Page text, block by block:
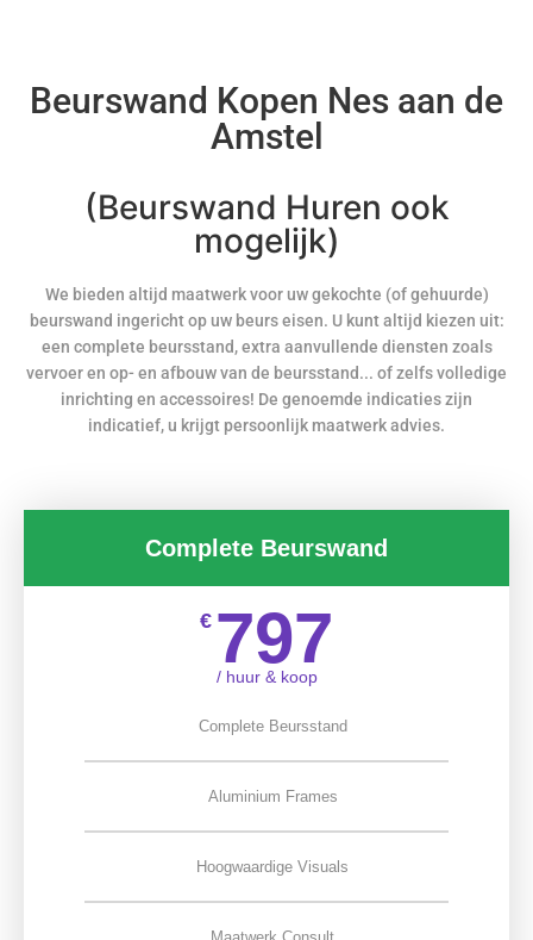
Beurswand Kopen Nes aan de
Amstel
(Beurswand Huren ook
mogelijk)
We bieden altijd maatwerk voor uw gekochte (of gehuurde)
beurswand ingericht op uw beurs eisen. U kunt altijd kiezen uit:
een complete beursstand, extra aanvullende diensten zoals
vervoer en op- en afbouw van de beursstand... of zelfs volledige
inrichting en accessoires! De genoemde indicaties zijn
indicatief, u krijgt persoonlijk maatwerk advies.
Complete Beurswand
€ 797
/ huur & koop
Complete Beursstand
Aluminium Frames
Hoogwaardige Visuals